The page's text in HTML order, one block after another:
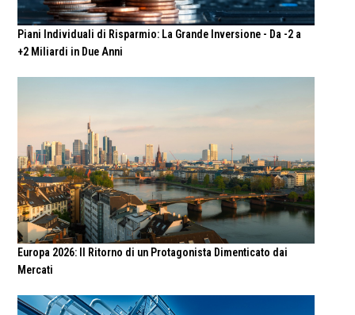
Piani Individuali di Risparmio: La Grande Inversione - Da -2 a
+2 Miliardi in Due Anni
Europa 2026: Il Ritorno di un Protagonista Dimenticato dai
Mercati